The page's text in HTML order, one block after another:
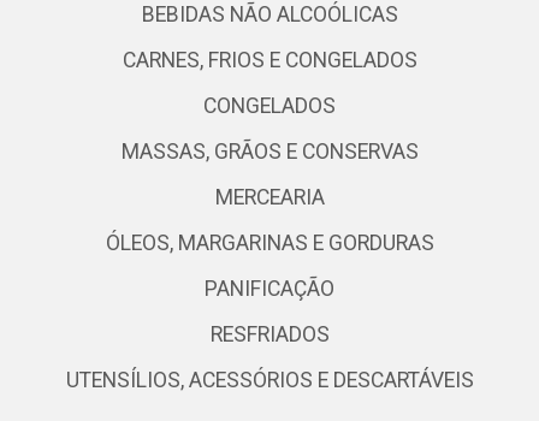
BEBIDAS NÃO ALCOÓLICAS
CARNES, FRIOS E CONGELADOS
CONGELADOS
MASSAS, GRÃOS E CONSERVAS
MERCEARIA
ÓLEOS, MARGARINAS E GORDURAS
PANIFICAÇÃO
RESFRIADOS
UTENSÍLIOS, ACESSÓRIOS E DESCARTÁVEIS